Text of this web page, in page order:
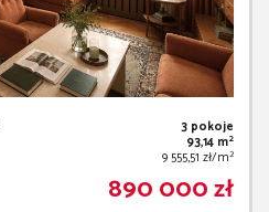
3 pokoje
93,14 m2
9 555,51 zł/m2
890 000 zł